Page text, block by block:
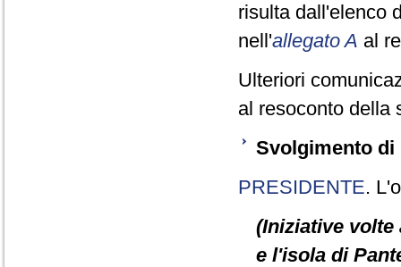
risulta dall'elenco
nell'allegato A al
Ulteriori
al resoconto della
Svolgimento
PRESIDENTE.
(Iniziative
e l'isola di